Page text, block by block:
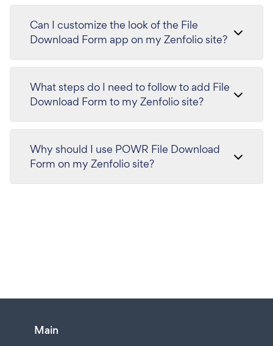
Can I customize the look of the File
Download Form app on my Zenfolio site?
What steps do I need to follow to add File
Download Form to my Zenfolio site?
Why should I use POWR File Download
Form on my Zenfolio site?
Main